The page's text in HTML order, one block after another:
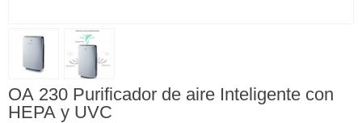
OA 230 Purificador de aire Inteligente con
HEPA y UVC